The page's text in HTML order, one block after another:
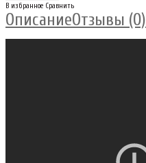
В избранное Сравнить
ОписаниеОтзывы (0)